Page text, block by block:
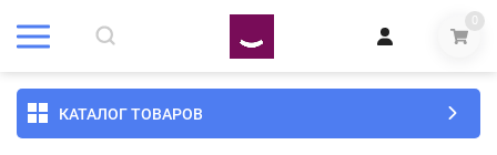
0
КАТАЛОГ ТОВАРОВ